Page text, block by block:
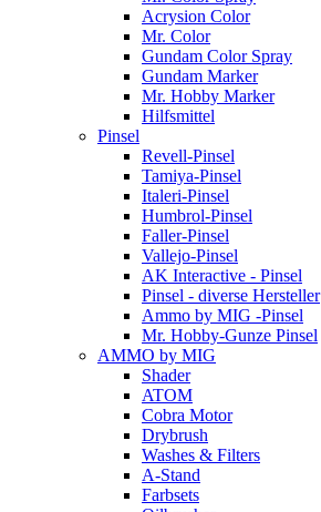
Acrysion Color
Mr. Color
Gundam Color Spray
Gundam Marker
Mr. Hobby Marker
Hilfsmittel
Pinsel
Revell-Pinsel
Tamiya-Pinsel
Italeri-Pinsel
Humbrol-Pinsel
Faller-Pinsel
Vallejo-Pinsel
AK Interactive - Pinsel
Pinsel - diverse Hersteller
Ammo by MIG -Pinsel
Mr. Hobby-Gunze Pinsel
AMMO by MIG
Shader
ATOM
Cobra Motor
Drybrush
Washes & Filters
A-Stand
Farbsets